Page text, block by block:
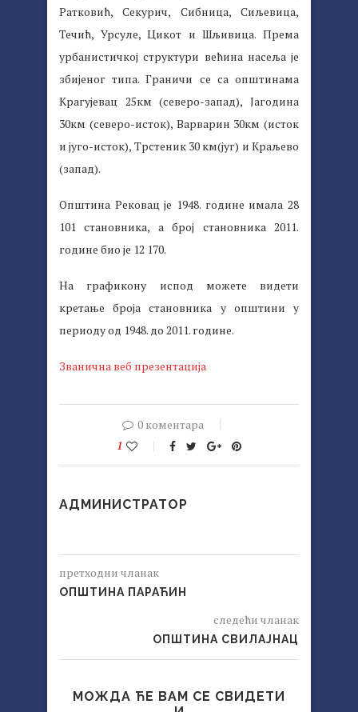
Ратковић, Секурич, Сибница, Сиљевица,
Течић, Урсуле, Цикот и Шљивица. Према
урбанистичкој структури већина насеља је
збијеног типа. Граничи се са општинама
Крагујевац 25км (северо-запад), Јагодина
30км (северо-исток), Варварин 30км (исток
и југо-исток), Трстеник 30 км(југ) и Краљево
(запад).
Општина Рековац је 1948. године имала 28
101 становника, а број становника 2011.
године био је 12 170.
На графикону испод можете видети
кретање броја становника у општини у
периоду од 1948. до 2011. године.
Званична веб презентација
0 коментара
1
АДМИНИСТРАТОР
претходни чланак
ОПШТИНА ПАРАЋИН
следећи чланак
ОПШТИНА СВИЛАЈНАЦ
МОЖДА ЋЕ ВАМ СЕ СВИДЕТИ